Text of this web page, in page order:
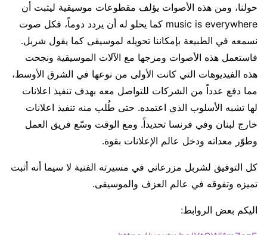
حولنا، ومن هذه الأصوات يؤلف مقطوعات موسيقية ليثبت أن
music is everywhere كما يحلو له أن يردد دوماً، فكل صوت
نسمعه في الطبيعة بإمكاننا تحويله لموسيقى كما يقول شربل.
فاستعمل هذه الأصوات ومزجها مع الآلات الموسيقية ونجحت
هذه الفيديوهات التي كانت الأولى من نوعها في الشرق الأوسط،
مما دفع عدداً من الشركات للتواصل معه بهدف تنفيذ اعلانات
لها تشبه الأسلوب الذي اعتمده. حتى طُلب منه تنفيذ اعلانات
خارج لبنان وفي فرنسا تحديداً. ومع الوقت وسّع فريق العمل
وطوّر معداته ودخل عالم الإعلانات بقوة.
كل التوفيق لشربل مزرعاني في مسيرته الفنية لا سيما أنه أثبت
تميزه وتفوقه في عالم العزف والموسيقى.
اليكم بعض الروابط: